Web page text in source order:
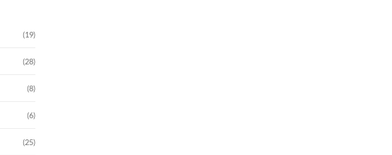
(19)
(28)
(8)
(6)
(25)